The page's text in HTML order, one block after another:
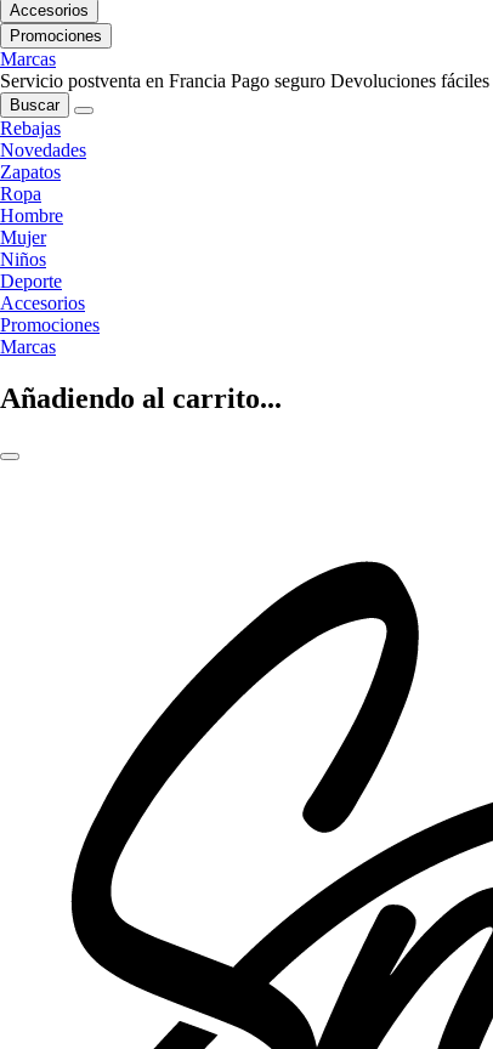
Accesorios
Promociones
Marcas
Servicio postventa en Francia Pago seguro Devoluciones fáciles
Buscar
Rebajas
Novedades
Zapatos
Ropa
Hombre
Mujer
Niños
Deporte
Accesorios
Promociones
Marcas
Añadiendo al carrito...